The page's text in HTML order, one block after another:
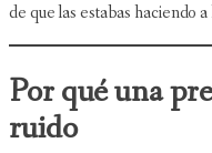
de que las estabas haciendo a
Por qué una
ruido